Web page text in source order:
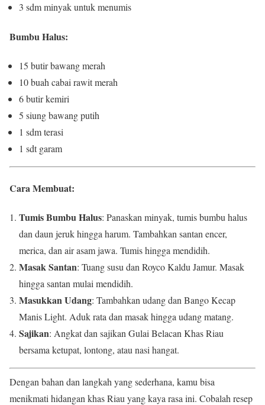
3 sdm minyak untuk menumis
Bumbu Halus:
15 butir bawang merah
10 buah cabai rawit merah
6 butir kemiri
5 siung bawang putih
1 sdm terasi
1 sdt garam
Cara Membuat:
Tumis Bumbu Halus: Panaskan minyak, tumis bumbu halus
dan daun jeruk hingga harum. Tambahkan santan encer,
merica, dan air asam jawa. Tumis hingga mendidih.
Masak Santan: Tuang susu dan Royco Kaldu Jamur. Masak
hingga santan mulai mendidih.
Masukkan Udang: Tambahkan udang dan Bango Kecap
Manis Light. Aduk rata dan masak hingga udang matang.
Sajikan: Angkat dan sajikan Gulai Belacan Khas Riau
bersama ketupat, lontong, atau nasi hangat.
Dengan bahan dan langkah yang sederhana, kamu bisa
menikmati hidangan khas Riau yang kaya rasa ini. Cobalah resep